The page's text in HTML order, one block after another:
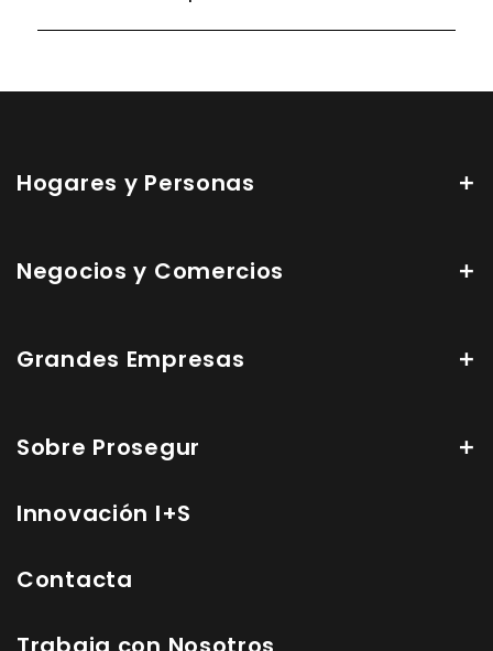
Hogares y Personas
Negocios y Comercios
Grandes Empresas
Sobre Prosegur
Innovación I+S
Contacta